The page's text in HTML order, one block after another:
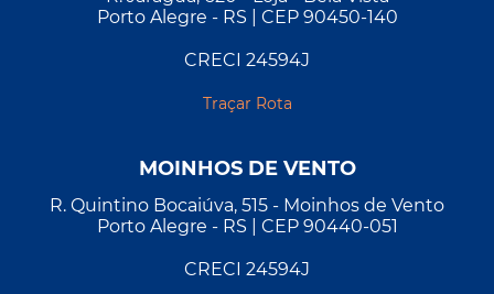
Porto Alegre - RS | CEP 90450-140
CRECI 24594J
Traçar Rota
MOINHOS DE VENTO
R. Quintino Bocaiúva, 515 - Moinhos de Vento
Porto Alegre - RS | CEP 90440-051
CRECI 24594J